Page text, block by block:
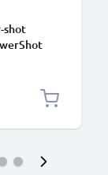
shot
D til